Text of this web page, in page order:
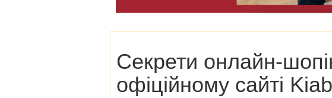
Секрети онлайн-
офіційному сайті